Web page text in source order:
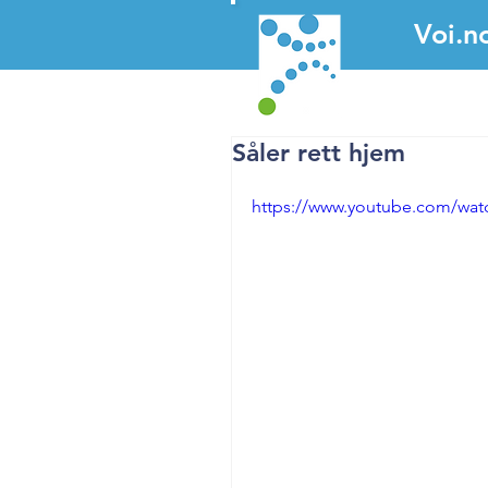
Såler rett hjem
https://www.youtube.com/